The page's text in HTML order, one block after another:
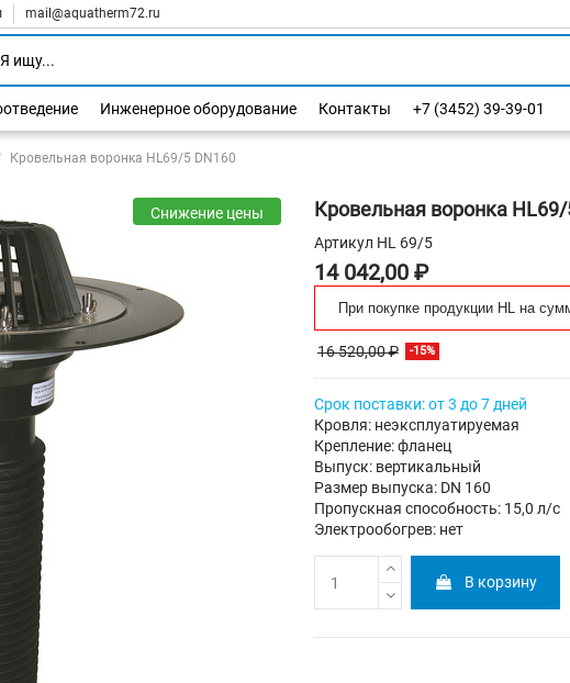
mail@aquatherm72.ru
Инженерное оборудование Контакты +7 (3452) 39-39-01
Кровельная воронка HL69/5 DN160
Снижение цены Кровельная воронка
Артикул HL 69/5
14 042,00 ₽
При покупке продукции HL на
16 520,00 ₽ -15%
Срок поставки: от 3 до 7 дней
Кровля: неэксплуатируемая
Крепление: фланец
Выпуск: вертикальный
Размер выпуска: DN 160
Пропускная способность: 15,0 л/с
Электрообогрев: нет
В корзину